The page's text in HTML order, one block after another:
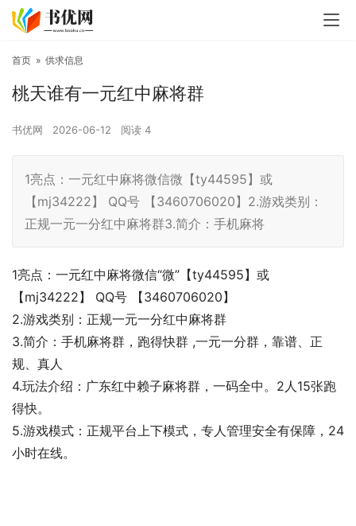
首页 » 供求信息
桃天谁有一元红中麻将群
书优网 2026-06-12 阅读 4
1亮点：一元红中麻将微信微【ty44595】或
【mj34222】 QQ号 【3460706020】2.游戏类别：
正规一元一分红中麻将群3.简介：手机麻将
1亮点：一元红中麻将微信“微”【ty44595】或
【mj34222】 QQ号 【3460706020】
2.游戏类别：正规一元一分红中麻将群
3.简介：手机麻将群，跑得快群 ,一元一分群，靠谱、正
规、真人
4.玩法介绍：广东红中赖子麻将群，一码全中。2人15张跑
得快。
5.游戏模式：正规平台上下模式，专人管理安全有保障，24
小时在线。